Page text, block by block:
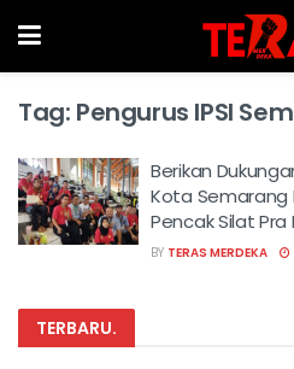
Tag: Pengurus IPSI
Berikan
Kota Semarang
Pencak Silat Pra
BY TERAS MERDEKA
TERBARU.